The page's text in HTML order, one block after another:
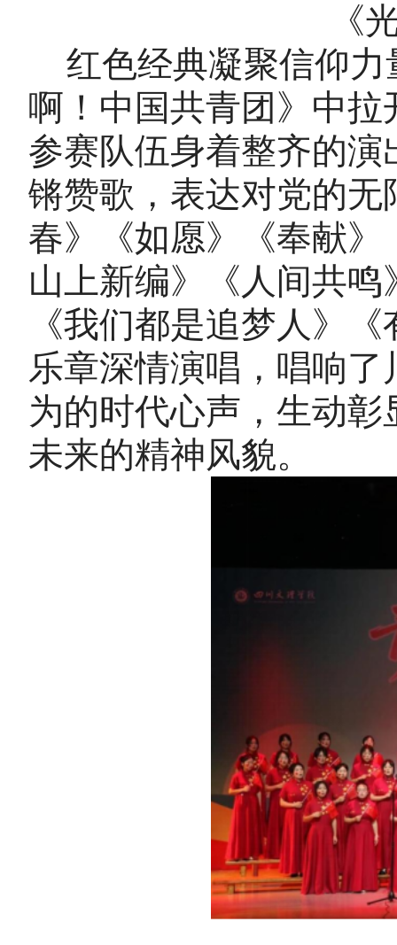
《
红色经典凝聚信仰
啊！中国共青团》中
参赛队伍身着整齐的
锵赞歌，表达对党的
春》《如愿》《奉献
山上新编》《人间共
《我们都是追梦人》
乐章深情演唱，唱响
为的时代心声，生动
未来的精神风貌。